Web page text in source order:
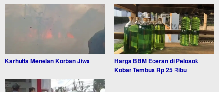
Karhutla Menelan Korban Jiwa
Harga BBM Eceran di Pelosok
Kobar Tembus Rp 25 Ribu